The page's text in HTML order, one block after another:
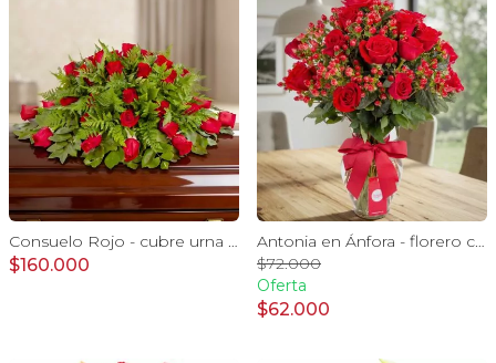
Consuelo Rojo - cubre urna con 40 rosas ecuatorianas rojo
$160.000
Antonia en Ánfora - florero con 18 rosas rojo e hypericum
$72.000
Oferta
$62.000